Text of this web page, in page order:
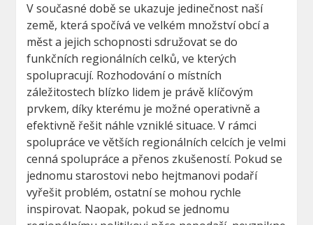
V současné době se ukazuje jedinečnost naší
země, která spočívá ve velkém množství obcí a
měst a jejich schopnosti sdružovat se do
funkčních regionálních celků, ve kterých
spolupracují. Rozhodování o místních
záležitostech blízko lidem je právě klíčovým
prvkem, díky kterému je možné operativně a
efektivně řešit náhle vzniklé situace. V rámci
spolupráce ve větších regionálních celcích je velmi
cenná spolupráce a přenos zkušeností. Pokud se
jednomu starostovi nebo hejtmanovi podaří
vyřešit problém, ostatní se mohou rychle
inspirovat. Naopak, pokud se jednomu